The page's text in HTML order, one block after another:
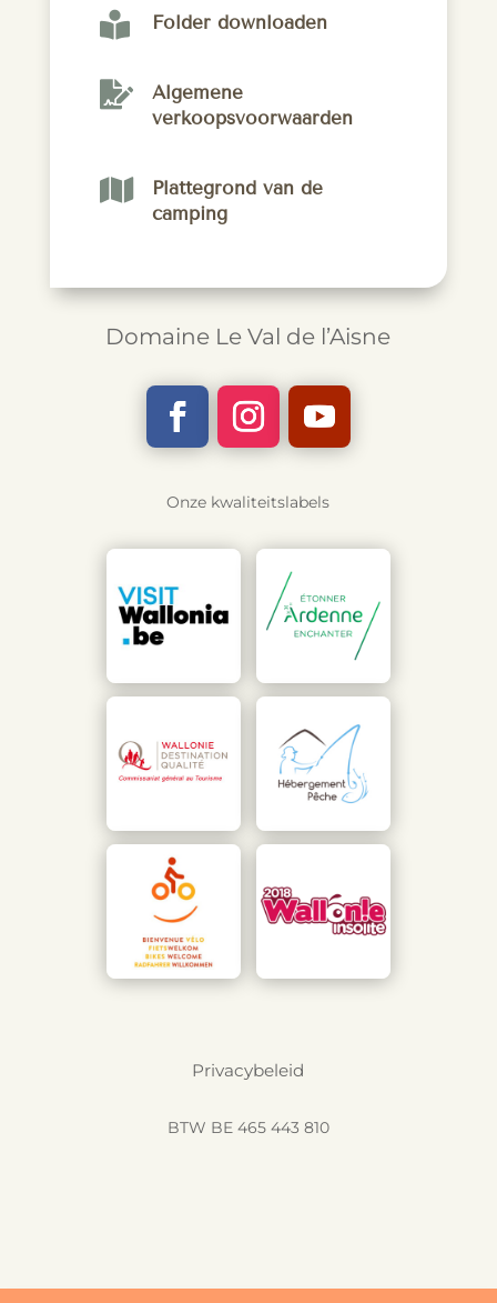
 Folder downloaden

Algemene
verkoopsvoorwaarden

Plattegrond van de
camping
Domaine Le Val de l’Aisne
Onze kwaliteitslabels
Privacybeleid
BTW BE 465 443 810